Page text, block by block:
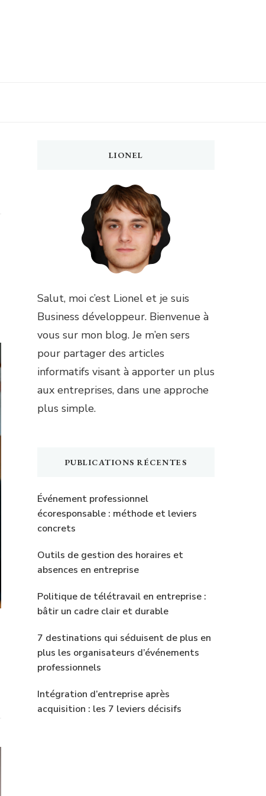
LIONEL
Salut, moi c’est Lionel et je suis
Business développeur. Bienvenue à
vous sur mon blog. Je m’en sers
pour partager des articles
informatifs visant à apporter un plus
aux entreprises, dans une approche
plus simple.
PUBLICATIONS RÉCENTES
Événement professionnel
écoresponsable : méthode et leviers
concrets
Outils de gestion des horaires et
absences en entreprise
Politique de télétravail en entreprise :
bâtir un cadre clair et durable
7 destinations qui séduisent de plus en
plus les organisateurs d’événements
professionnels
Intégration d’entreprise après
acquisition : les 7 leviers décisifs